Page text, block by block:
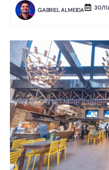
GABRIEL ALMEIDA 30/